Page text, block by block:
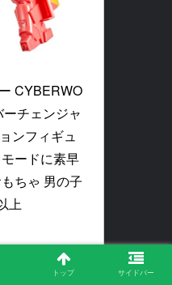
CYBERWO
チェンジャ
ンフィギュ
ードに素早
ちゃ 男の子
上
る トップ サイドバー